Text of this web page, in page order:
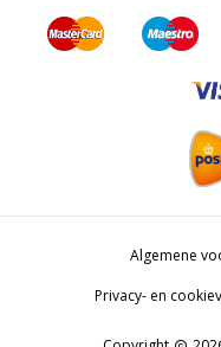
Algemene
Privacy- en